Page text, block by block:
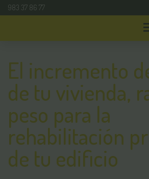
983 37 86 77
El incremento
de tu vivienda,
peso para la
rehabilitación
de tu edificio